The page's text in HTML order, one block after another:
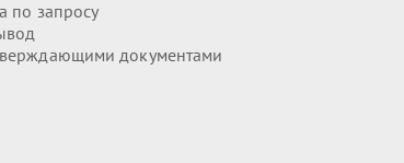
по запросу
документами